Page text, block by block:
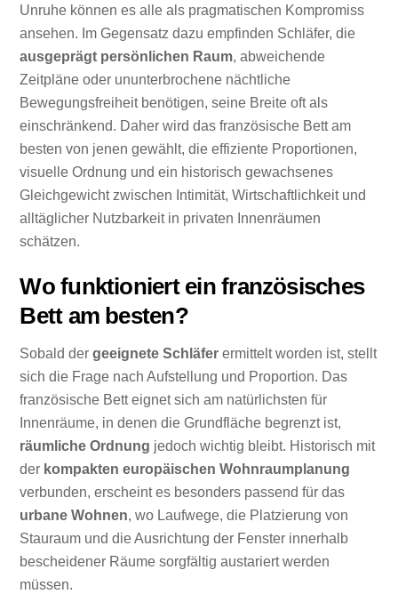
Unruhe können es alle als pragmatischen Kompromiss
ansehen. Im Gegensatz dazu empfinden Schläfer, die
ausgeprägt persönlichen Raum, abweichende
Zeitpläne oder ununterbrochene nächtliche
Bewegungsfreiheit benötigen, seine Breite oft als
einschränkend. Daher wird das französische Bett am
besten von jenen gewählt, die effiziente Proportionen,
visuelle Ordnung und ein historisch gewachsenes
Gleichgewicht zwischen Intimität, Wirtschaftlichkeit und
alltäglicher Nutzbarkeit in privaten Innenräumen
schätzen.
Wo funktioniert ein französisches
Bett am besten?
Sobald dergeeignete Schläfer ermittelt worden ist, stellt
sich die Frage nach Aufstellung und Proportion. Das
französische Bett eignet sich am natürlichsten für
Innenräume, in denen die Grundfläche begrenzt ist,
räumliche Ordnung jedoch wichtig bleibt. Historisch mit
der kompakten europäischen Wohnraumplanung
verbunden, erscheint es besonders passend für das
urbane Wohnen, wo Laufwege, die Platzierung von
Stauraum und die Ausrichtung der Fenster innerhalb
bescheidener Räume sorgfältig austariert werden
müssen.